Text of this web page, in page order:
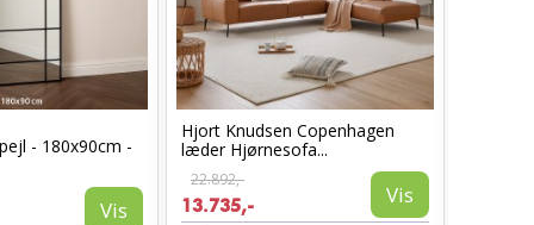
- 180x90cm -
Vis
Hjort Knudsen Copenhagen
læder Hjørnesofa...
22.892,-
13.735,- Vis